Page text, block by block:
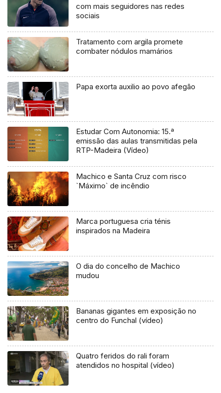
com mais seguidores nas redes
sociais
Tratamento com argila promete
combater nódulos mamários
Papa exorta auxilio ao povo afegão
Estudar Com Autonomia: 15.ª
emissão das aulas transmitidas pela
RTP-Madeira (Vídeo)
Machico e Santa Cruz com risco
`Máximo` de incêndio
Marca portuguesa cria ténis
inspirados na Madeira
O dia do concelho de Machico
mudou
Bananas gigantes em exposição no
centro do Funchal (vídeo)
Quatro feridos do rali foram
atendidos no hospital (vídeo)